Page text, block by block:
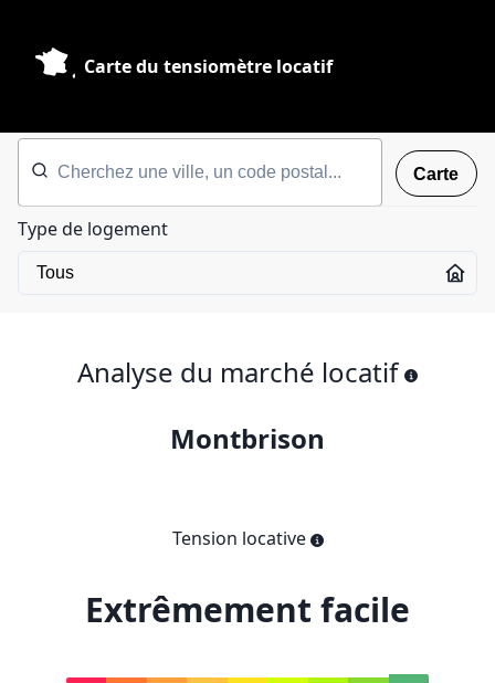
Carte du tensiomètre locatif
Carte
Type de logement
Analyse du marché locatif
Montbrison
Tension locative
Extrêmement facile